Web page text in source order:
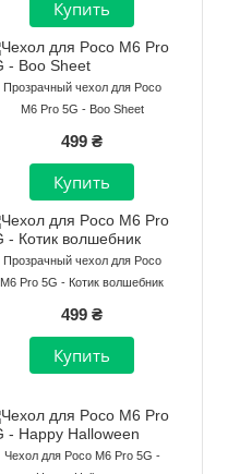
Прозрачный чехол для Poco
M6 Pro 5G - Boo Sheet
499 ₴
Прозрачный чехол для Poco
M6 Pro 5G - Котик волшебник
499 ₴
Чехол для Poco M6 Pro 5G -